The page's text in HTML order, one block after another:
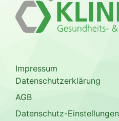
Impressum
Datenschutzerklärung
AGB
Datenschutz-Einstellungen